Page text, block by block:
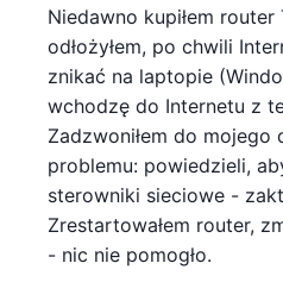
Niedawno kupiłem router
odłożyłem, po chwili
znikać na laptopie
wchodzę do Internetu z
Zadzwoniłem do
problemu: powiedzieli,
sterowniki sieciowe -
Zrestartowałem router,
- nic nie pomogło.